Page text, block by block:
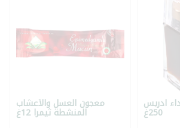
معجون العسل والأعشاب
المنشطة ثيمرا 12غ
ادريس
250غ